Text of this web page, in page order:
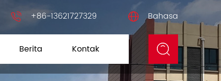
+86-13621727329 Bahasa
Berita Kontak